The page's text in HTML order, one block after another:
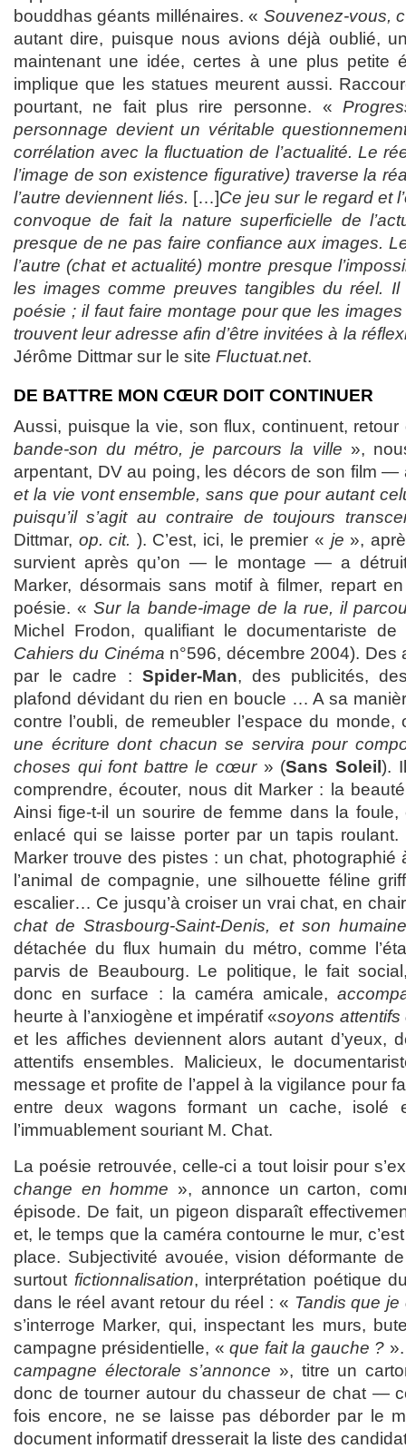
bouddhas géants millénaires. « Souvenez-vous,
autant dire, puisque nous avions déjà oublié,
maintenant une idée, certes à une plus petite
implique que les statues meurent aussi.
pourtant, ne fait plus rire personne. «
personnage devient un véritable
corrélation avec la fluctuation de l’actualité. Le
l’image de son existence figurative) traverse la
l’autre deviennent liés. […]Ce jeu sur le regard et
convoque de fait la nature superficielle de
presque de ne pas faire confiance aux images.
l’autre (chat et actualité) montre presque
les images comme preuves tangibles du réel. Il
poésie ; il faut faire montage pour que les
trouvent leur adresse afin d’être invitées à la
Jérôme Dittmar sur le site Fluctuat.net.
DE BATTRE MON CŒUR DOIT CONTINUER
Aussi, puisque la vie, son flux, continuent,
bande-son du métro, je parcours la ville »,
arpentant, DV au poing, les décors de son film
et la vie vont ensemble, sans que pour autant
puisqu’il s’agit au contraire de toujours
Dittmar, op. cit. ). C’est, ici, le premier « je »,
survient après qu’on — le montage — a
Marker, désormais sans motif à filmer, repart
poésie. «Sur la bande-image de la rue, il
Michel Frodon, qualifiant le documentariste
Cahiers du Cinéma n°596, décembre 2004).
par le cadre : Spider-Man, des publicités,
plafond dévidant du rien en boucle … A sa
contre l’oubli, de remeubler l’espace du monde,
une écriture dont chacun se servira pour
choses qui font battre le cœur» (Sans Soleil ).
comprendre, écouter, nous dit Marker : la
Ainsi fige-t-il un sourire de femme dans la
enlacé qui se laisse porter par un tapis
Marker trouve des pistes : un chat, photographié
l’animal de compagnie, une silhouette féline
escalier… Ce jusqu’à croiser un vrai chat, en
chat de Strasbourg-Saint-Denis, et son
détachée du flux humain du métro, comme
parvis de Beaubourg. Le politique, le fait
donc en surface : la caméra amicale,
heurte à l’anxiogène et impératif «soyons attentifs
et les affiches deviennent alors autant d’yeux,
attentifs ensembles. Malicieux, le
message et profite de l’appel à la vigilance pour
entre deux wagons formant un cache, isolé
l’immuablement souriant M. Chat.
La poésie retrouvée, celle-ci a tout loisir pour
change en homme », annonce un carton,
épisode. De fait, un pigeon disparaît
et, le temps que la caméra contourne le mur,
place. Subjectivité avouée, vision déformante
surtout fictionnalisation, interprétation poétique
dans le réel avant retour du réel : « Tandis que
s’interroge Marker, qui, inspectant les murs,
campagne présidentielle, «que fait la gauche ?
campagne électorale s’annonce », titre un
donc de tourner autour du chasseur de chat —
fois encore, ne se laisse pas déborder par le
document informatif dresserait la liste des